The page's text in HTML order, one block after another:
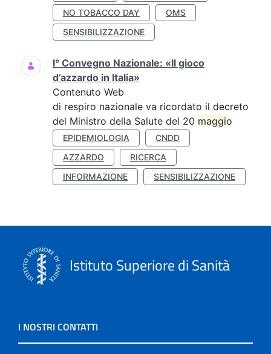
NO TOBACCO DAY
OMS
SENSIBILIZZAZIONE
I° Convegno Nazionale: «Il gioco
d’azzardo in Italia»
Contenuto Web
di respiro nazionale va ricordato il decreto
del Ministro della Salute del 20 maggio
EPIDEMIOLOGIA
CNDD
AZZARDO
RICERCA
INFORMAZIONE
SENSIBILIZZAZIONE
Istituto Superiore di Sanità
I NOSTRI CONTATTI